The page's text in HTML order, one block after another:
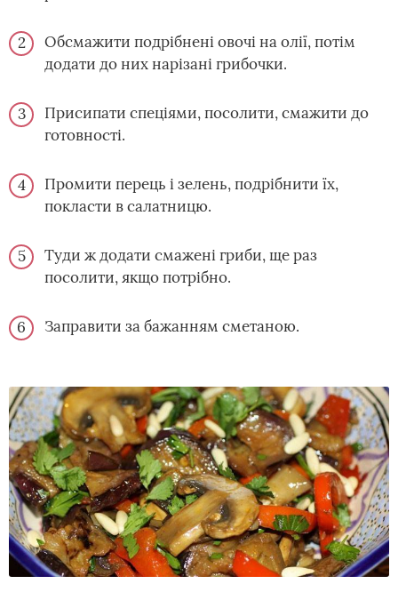
Обсмажити подрібнені овочі на олії, потім
додати до них нарізані грибочки.
Присипати спеціями, посолити, смажити до
готовності.
Промити перець і зелень, подрібнити їх,
покласти в салатницю.
Туди ж додати смажені гриби, ще раз
посолити, якщо потрібно.
Заправити за бажанням сметаною.